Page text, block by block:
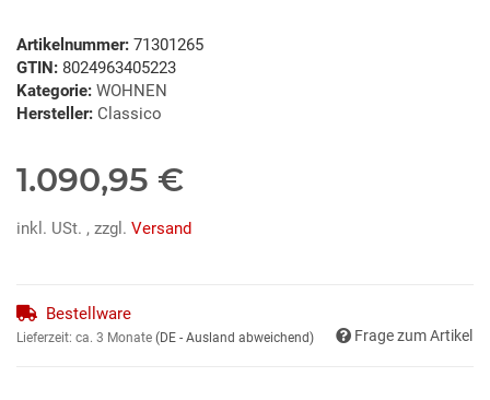
Artikelnummer: 71301265
GTIN: 8024963405223
Kategorie: WOHNEN
Hersteller: Classico
1.090,95 €
inkl. USt. , zzgl. Versand
Bestellware
Lieferzeit: ca. 3 Monate (DE - Ausland abweichend) Frage zum Artikel